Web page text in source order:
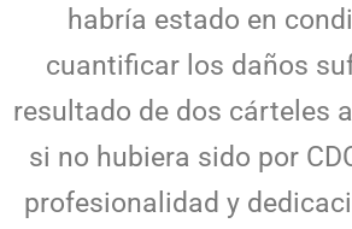
habría estado en
cuantificar los daños
resultado de dos cárteles
si no hubiera sido por
profesionalidad y